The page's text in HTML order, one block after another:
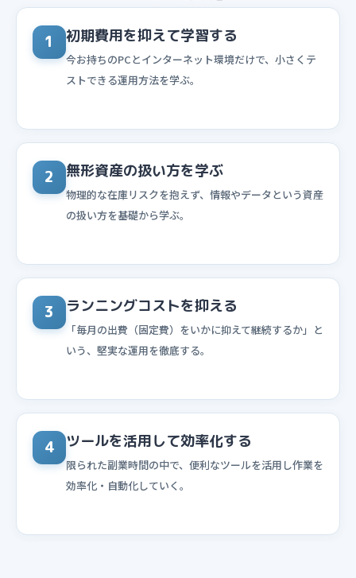
1 初期費用を抑えて学習する
今お持ちのPCとインターネット環境だけで、小さくテ
ストできる運用方法を学ぶ。
2 無形資産の扱い方を学ぶ
物理的な在庫リスクを抱えず、情報やデータという資産
の扱い方を基礎から学ぶ。
3 ランニングコストを抑える
「毎月の出費（固定費）をいかに抑えて継続するか」と
いう、堅実な運用を徹底する。
4 ツールを活用して効率化する
限られた副業時間の中で、便利なツールを活用し作業を
効率化・自動化していく。